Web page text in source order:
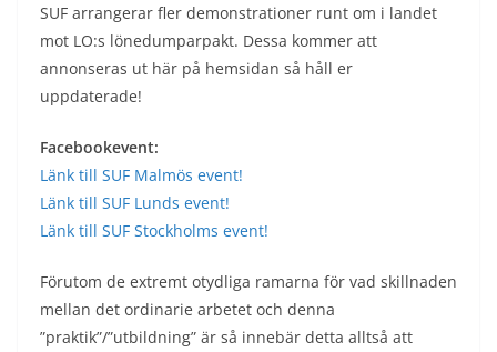
SUF arrangerar fler demonstrationer runt om i landet
mot LO:s lönedumparpakt. Dessa kommer att
annonseras ut här på hemsidan så håll er
uppdaterade!
Facebookevent:
Länk till SUF Malmös event!
Länk till SUF Lunds event!
Länk till SUF Stockholms event!
Förutom de extremt otydliga ramarna för vad skillnaden
mellan det ordinarie arbetet och denna
”praktik”/”utbildning” är så innebär detta alltså att